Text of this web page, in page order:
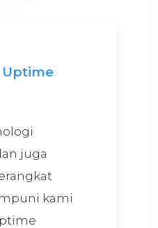
Uptime
juga
kami